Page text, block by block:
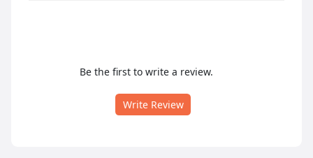
Be the first to write a review.
Write Review